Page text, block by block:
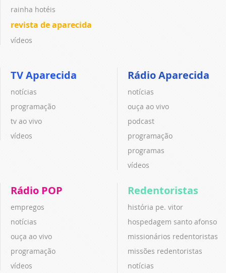
rainha hotéis
revista de aparecida
vídeos
TV Aparecida
notícias
programação
tv ao vivo
vídeos
Rádio Aparecida
notícias
ouça ao vivo
podcast
programação
programas
vídeos
Rádio POP
empregos
notícias
ouça ao vivo
programação
vídeos
Redentoristas
história pe. vitor
hospedagem santo afonso
missionários redentoristas
missões redentoristas
notícias